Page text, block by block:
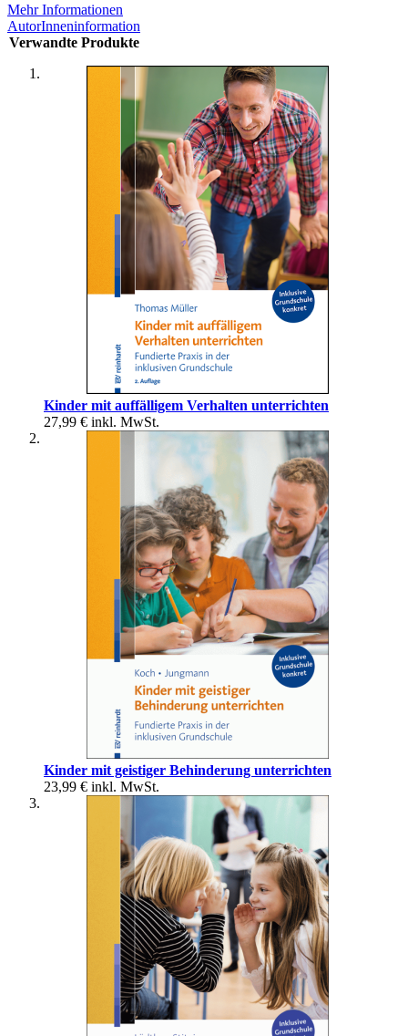
Mehr Informationen
AutorInneninformation
Verwandte Produkte
Kinder mit auffälligem Verhalten unterrichten
27,99 € inkl. MwSt.
Kinder mit geistiger Behinderung unterrichten
23,99 € inkl. MwSt.